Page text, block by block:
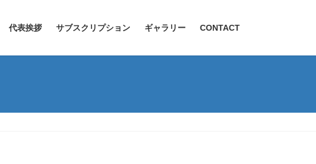
代表挨拶 サブスクリプション ギャラリー CONTACT